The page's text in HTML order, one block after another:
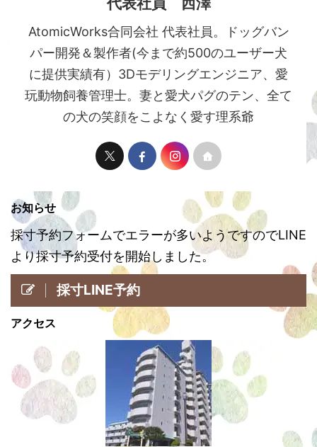
AtomicWorks合同会社 代表社員。ドッグバン
パー開発＆製作者(今まで約500のユーザー犬
に提供実績有）3Dモデリングエンジニア、愛
玩動物飼養管理士。妻と愛犬パグのテン、全て
の犬の笑顔をこよなく愛す理系爺
お知らせ
採寸予約フォームでエラーが多いようですのでLINE
より採寸予約受付を開始しました。
採寸LINE予約
アクセス